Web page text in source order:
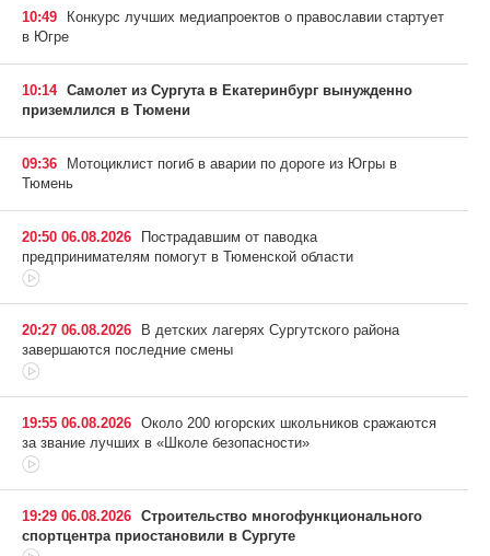
10:49
Конкурс лучших медиапроектов о православии стартует
в Югре
10:14 Самолет из Сургута в Екатеринбург вынужденно
приземлился в Тюмени
09:36
Мотоциклист погиб в аварии по дороге из Югры в
Тюмень
20:50 06.08.2026
Пострадавшим от паводка
предпринимателям помогут в Тюменской области
20:27 06.08.2026
В детских лагерях Сургутского района
завершаются последние смены
19:55 06.08.2026 Около 200 югорских школьников сражаются
за звание лучших в «Школе безопасности»
19:29 06.08.2026 Строительство многофункционального
спортцентра приостановили в Сургуте